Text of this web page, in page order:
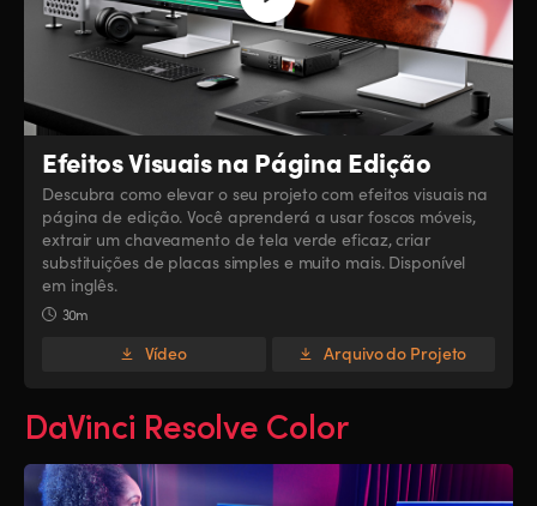
Efeitos Visuais na Página Edição
Descubra como elevar o seu projeto com efeitos visuais na
página de edição. Você aprenderá a usar foscos móveis,
extrair um chaveamento de tela verde eficaz, criar
substituições de placas simples e muito mais. Disponível
em inglês.
30m
Vídeo Arquivo do Projeto
DaVinci Resolve Color